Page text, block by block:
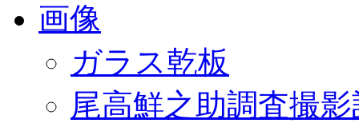
画像
ガラス乾板
尾高鮮之助調査撮